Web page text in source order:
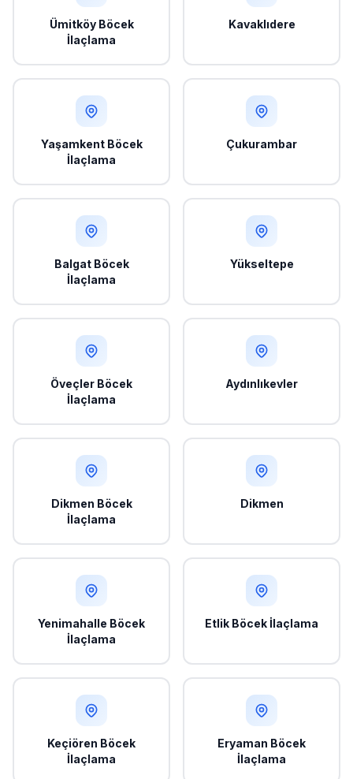
Ümitköy Böcek
İlaçlama
Kavaklıdere
Yaşamkent Böcek
İlaçlama
Çukurambar
Balgat Böcek
İlaçlama
Yükseltepe
Öveçler Böcek
İlaçlama
Aydınlıkevler
Dikmen Böcek
İlaçlama
Dikmen
Yenimahalle Böcek
İlaçlama
Etlik Böcek İlaçlama
Keçiören Böcek
İlaçlama
Eryaman Böcek
İlaçlama